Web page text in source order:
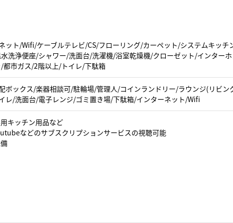
ット/Wifi/ケーブルテレビ/CS/フローリング/カーペット/システムキッチ
洗浄便座/シャワー/洗面台/洗濯機/浴室乾燥機/クローゼット/インター
市ガス/2階以上/トイレ/下駄箱
ボックス/楽器相談可/駐輪場/管理人/コインランドリー/ラウンジ(リビン
レ/洗面台/電子レンジ/ゴミ置き場/下駄箱/インターネット/Wifi
キッチン用品など
などのサブスクリプションサービスの視聴可能